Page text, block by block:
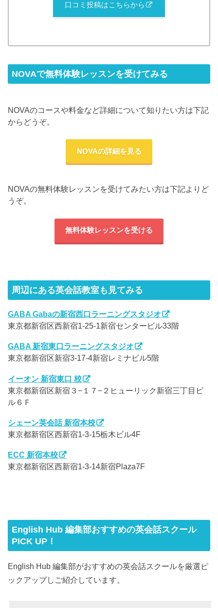
口コミ投稿はこちらから
NOVAで無料体験レッスンを受けてみる
NOVAのコースや料金など詳細について知りたい方は下記
からどうぞ。
NOVAの詳細を見る
NOVAの無料体験レッスンを受けてみたい方は下記よりど
うぞ。
無料体験レッスンを受ける
周辺にある英会話教室も見てみる
GABA Gabaの新宿西口ラーニングスタジオ
東京都新宿区西新宿1-25-1新宿センタービル33階
GABA 新宿東口ラーニングスタジオ
東京都新宿区新宿3-17-4新宿レミナビル5階
イーオン 新宿東口 校
東京都新宿区新宿３−１７−２ヒューリック新宿三丁目ビ
ル６Ｆ
シェーン英会話 新宿本校
東京都新宿区西新宿1-3-15栃木ビル4F
ECC 新宿本校
東京都新宿区西新宿1-3-14新宿Plaza7F
English Hub 編集部おすすめの英会話スクール
PICK UP！
English Hub 編集部がおすすめの英会話スクールを厳選ピ
ックアップしご紹介しています。